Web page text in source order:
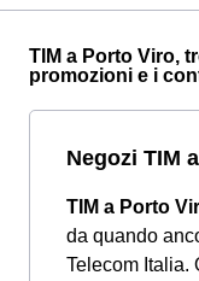
TIM a Porto Viro,
promozioni e i
Negozi TIM
TIM a Porto
da quando
Telecom Italia.